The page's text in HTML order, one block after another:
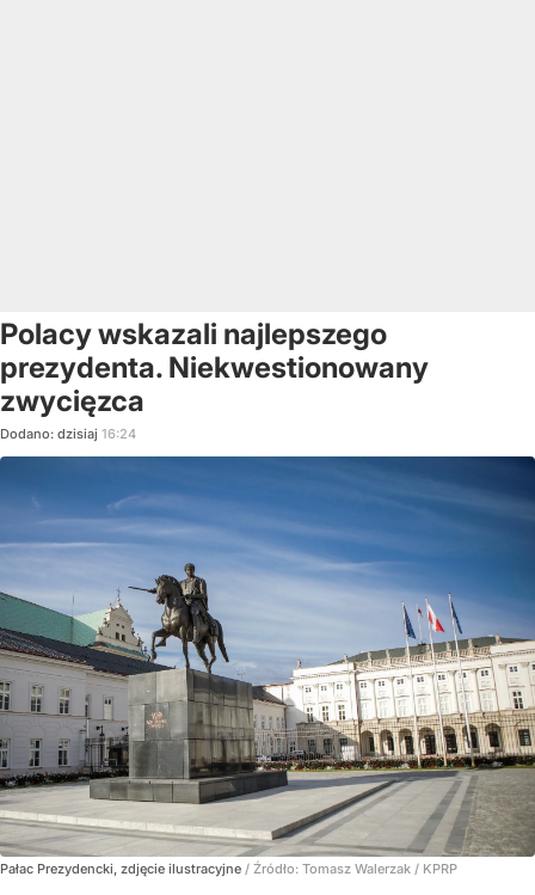
Polacy wskazali najlepszego
prezydenta. Niekwestionowany
zwycięzca
Dodano: dzisiaj 16:24
Pałac Prezydencki, zdjęcie ilustracyjne / Źródło: Tomasz Walerzak / KPRP